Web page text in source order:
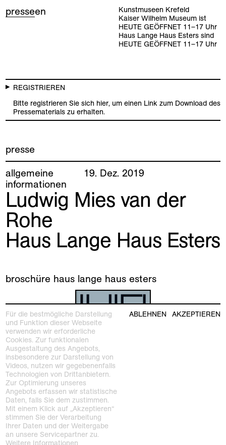
presseen
Kunstmuseen Krefeld
Kaiser Wilhelm Museum ist
HEUTE GEÖFFNET 11–17 Uhr
Haus Lange Haus Esters sind
HEUTE GEÖFFNET 11–17 Uhr
REGISTRIEREN
Bitte registrieren Sie sich hier, um einen Link zum Download des
Pressematerials zu erhalten.
presse
allgemeine
informationen
19. Dez. 2019
Ludwig Mies van der
Rohe
Haus Lange Haus Esters
broschüre haus lange haus esters
Für die bestmögliche Darstellung
und Funktion dieser Webseite
verwenden wir erforderliche
Cookies. Zur funktionalen
Ausgestaltung des Angebots,
insbesondere zur Darstellung von
Videos, nutzen wir gegebenenfalls
Technologien von Drittanbietern.
Zur Optimierung unseres
Angebots erfassen wir statistische
Daten, falls Sie dem zustimmen.
Mit einem Klick auf „Akzeptieren“
stimmen Sie der Verarbeitung
Ihrer Daten und der Weitergabe
an unsere Servicepartner zu.
Weitere Informationen
ABLEHNEN AKZEPTIEREN